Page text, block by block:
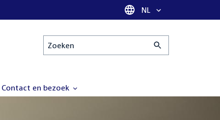
Taal selectie
NL
Zoeken
Contact en bezoek